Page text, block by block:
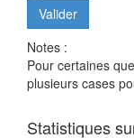
Notes :
Pour certaines
plusieurs cases
Statistiques